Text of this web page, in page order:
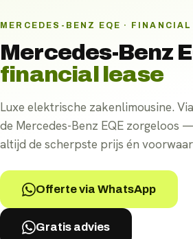
MERCEDES-BENZ EQE ·
Mercedes-Benz
financial lease
Luxe elektrische zakenlimousine.
de Mercedes-Benz EQE zorgeloos
altijd de scherpste prijs én
Offerte via WhatsApp
Gratis advies